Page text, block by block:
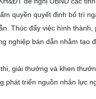
quyền quyết định bố trí
Thúc đẩy việc hình
nghiệp bán dẫn nhằm tạo
giải thưởng và khen
phát triển nguồn nhân lực